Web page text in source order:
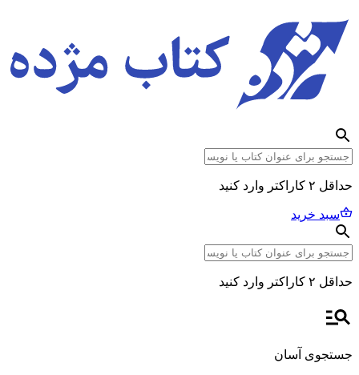
حداقل ۲ کاراکتر وارد کنید
سبد خرید
حداقل ۲ کاراکتر وارد کنید
جستجوی آسان